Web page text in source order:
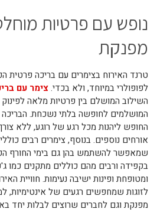
נופש עם פרטיות
מפנקת
טרנד האירוח בצימרים עם בריכה פרטית
לפופולרי במיוחד, ולא בכדי.צימר עם
השילוב המושלם בין פרטיות מלאה לפינוק
המושלמים לחופשה בלתי נשכחת.
החופש ליהנות מכל רגע של רוגע, ללא
אורחים נוספים. בנוסף, צימרים רבים
שמאפשר להשתמש בהן גם בימי החורף
בקפידה ורבים מהם כוללים מתקנים כמו
ומטופחת ופינות ישיבה נעימות. חוויית
לזוגות שמחפשים רגעים של אינטימיות,
מפנקת וגם לחברים שרוצים לבלות יחד